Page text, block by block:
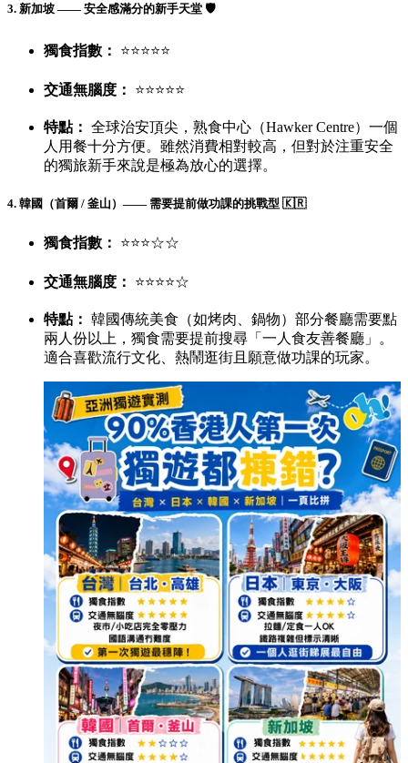
3. 新加坡 —— 安全感滿分的新手天堂 🛡️
獨食指數： ⭐⭐⭐⭐⭐
交通無腦度： ⭐⭐⭐⭐⭐
特點： 全球治安頂尖，熟食中心（Hawker Centre）一個
人用餐十分方便。雖然消費相對較高，但對於注重安全
的獨旅新手來說是極為放心的選擇。
4. 韓國（首爾 / 釜山）—— 需要提前做功課的挑戰型 🇰🇷
獨食指數： ⭐⭐⭐☆☆
交通無腦度： ⭐⭐⭐⭐☆
特點： 韓國傳統美食（如烤肉、鍋物）部分餐廳需要點
兩人份以上，獨食需要提前搜尋「一人食友善餐廳」。
適合喜歡流行文化、熱鬧逛街且願意做功課的玩家。